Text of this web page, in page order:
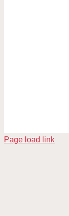
Page load link